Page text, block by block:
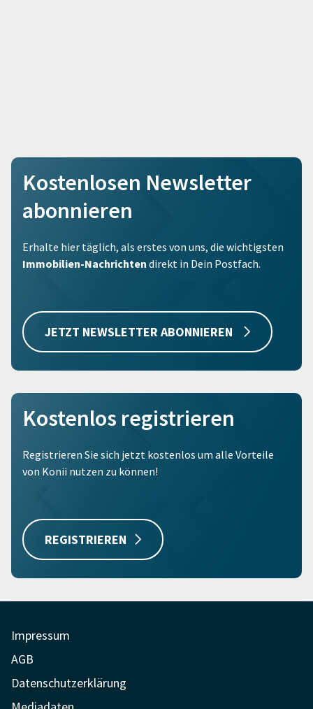
Kostenlosen Newsletter
abonnieren
Erhalte hier täglich, als erstes von uns, die wichtigsten
Immobilien-Nachrichten direkt in Dein Postfach.
JETZT NEWSLETTER ABONNIEREN
Kostenlos registrieren
Registrieren Sie sich jetzt kostenlos um alle Vorteile
von Konii nutzen zu können!
REGISTRIEREN
Impressum
AGB
Datenschutzerklärung